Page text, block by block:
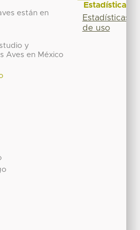
están en
y
Aves en México
Estadísticas
Estadísticas
de uso